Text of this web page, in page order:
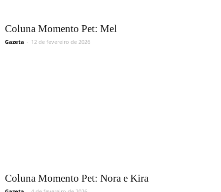
Coluna Momento Pet: Mel
Gazeta - 12 de fevereiro de 2026
Coluna Momento Pet: Nora e Kira